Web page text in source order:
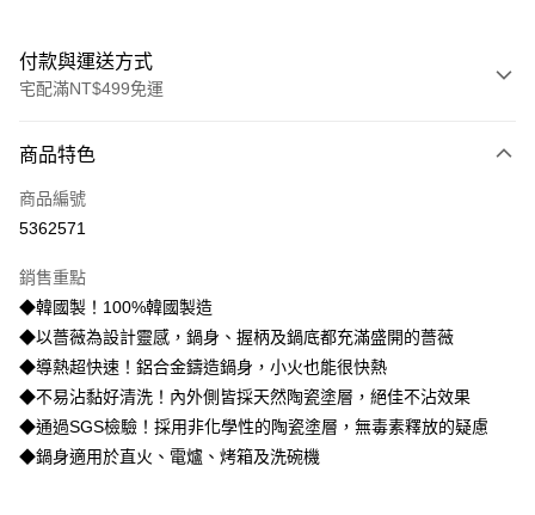
付款與運送方式
宅配滿NT$499免運
信用卡一次付款
LINE Pay
街口支付
悠遊付
ATM付款
運送方式
商品特色
商品編號
5362571
銷售重點
◆韓國製！100%韓國製造
◆以薔薇為設計靈感，鍋身、握柄及鍋底都充滿盛開的薔薇
◆導熱超快速！鋁合金鑄造鍋身，小火也能很快熱
◆不易沾黏好清洗！內外側皆採天然陶瓷塗層，絕佳不沾效果
◆通過SGS檢驗！採用非化學性的陶瓷塗層，無毒素釋放的疑慮
◆鍋身適用於直火、電爐、烤箱及洗碗機